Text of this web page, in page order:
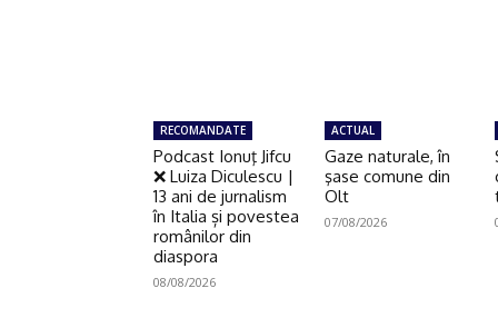
RECOMANDATE
Podcast Ionuţ Jifcu
❌ Luiza Diculescu |
13 ani de jurnalism
în Italia și povestea
românilor din
diaspora
08/08/2026
ACTUAL
Gaze naturale, în
şase comune din
Olt
07/08/2026